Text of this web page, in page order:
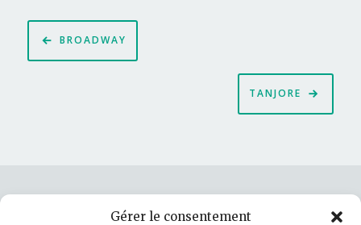
Gérer le consentement
Navigation
de
BROADWAY
TANJORE